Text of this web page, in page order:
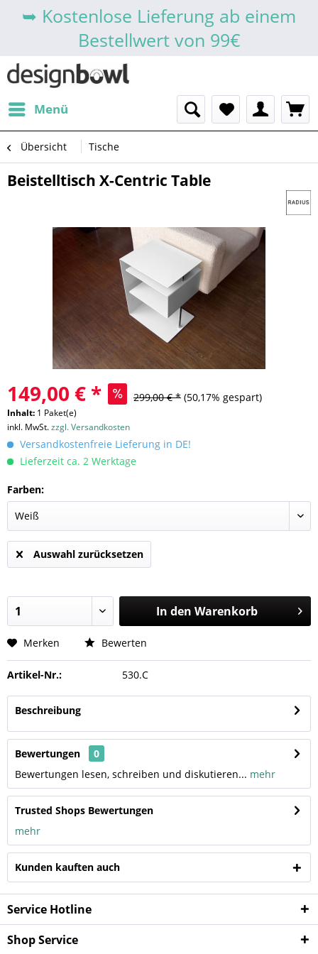
➥ Kostenlose Lieferung ab einem
Bestellwert von 99€
Menü
Übersicht Tische
Beistelltisch X-Centric Table
149,00 € * 299,00 € * (50,17% gespart)
Inhalt: 1 Paket(e)
inkl. MwSt.zzgl. Versandkosten
Versandkostenfreie Lieferung in DE!
Lieferzeit ca. 2 Werktage
Farben:
Auswahl zurücksetzen
In den Warenkorb
Merken Bewerten
Artikel-Nr.: 530.C
Beschreibung
Bewertungen
0
Bewertungen lesen, schreiben und diskutieren... mehr
Trusted Shops Bewertungen
mehr
Kunden kauften auch
Service Hotline
Shop Service